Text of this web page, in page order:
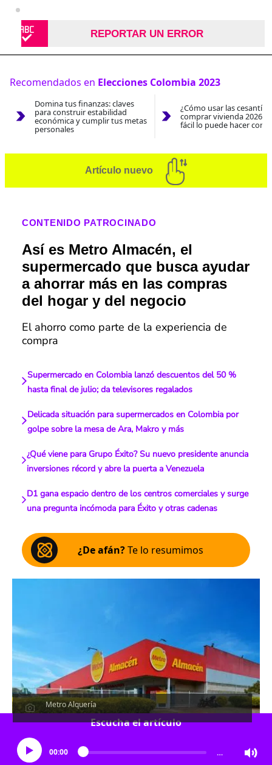
REPORTAR UN ERROR
Recomendados en Elecciones Colombia 2023
Domina tus finanzas: claves
para construir estabilidad
económica y cumplir tus metas
personales
¿Cómo usar las
comprar vivienda 2026?
fácil lo puede hacer con
Artículo nuevo
CONTENIDO PATROCINADO
Así es Metro Almacén, el
supermercado que busca ayudar
a ahorrar más en las compras
del hogar y del negocio
El ahorro como parte de la experiencia de
compra
Supermercado en Colombia lanzó descuentos del 50 %
hasta final de julio; da televisores regalados
Delicada situación para supermercados en Colombia por
golpe sobre la mesa de Ara, Makro y más
¿Qué viene para Grupo Éxito? Su nuevo presidente anuncia
inversiones récord y abre la puerta a Venezuela
D1 gana espacio dentro de los centros comerciales y surge
una pregunta incómoda para Éxito y otras cadenas
¿De afán?Te lo resumimos
Metro Alquería
Escucha el artículo
00:00 …